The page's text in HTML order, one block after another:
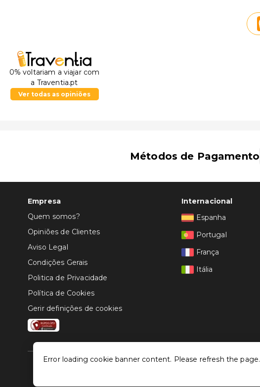
0% voltariam a viajar com
a Traventia.pt
Ver todas as opiniões
Métodos de Pagamento
Empresa
Quem somos?
Opiniões de Clientes
Aviso Legal
Condições Gerais
Politica de Privacidade
Política de Cookies
Gerir definições de cookies
Internacional
Espanha
Portugal
França
Itália
Error loading cookie banner content. Please refresh the page.